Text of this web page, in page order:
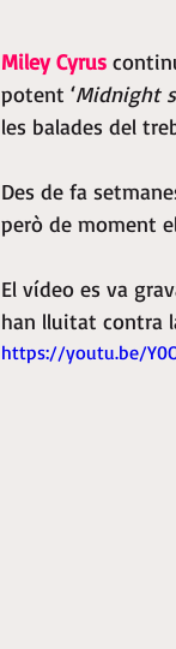
Miley Cyrus
potent ‘Midnight
les balades del
Des de fa
però de moment
El vídeo es va
han lluitat contra
https://youtu.be/